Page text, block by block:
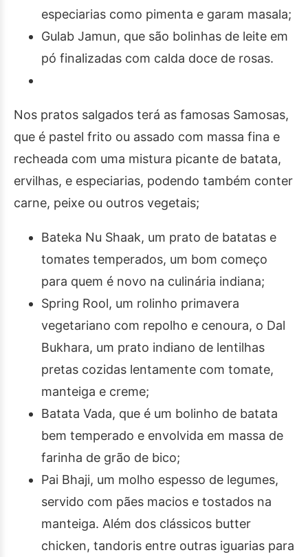
especiarias como pimenta e garam masala;
Gulab Jamun, que são bolinhas de leite em
pó finalizadas com calda doce de rosas.
Nos pratos salgados terá as famosas Samosas,
que é pastel frito ou assado com massa fina e
recheada com uma mistura picante de batata,
ervilhas, e especiarias, podendo também conter
carne, peixe ou outros vegetais;
Bateka Nu Shaak, um prato de batatas e
tomates temperados, um bom começo
para quem é novo na culinária indiana;
Spring Rool, um rolinho primavera
vegetariano com repolho e cenoura, o Dal
Bukhara, um prato indiano de lentilhas
pretas cozidas lentamente com tomate,
manteiga e creme;
Batata Vada, que é um bolinho de batata
bem temperado e envolvida em massa de
farinha de grão de bico;
Pai Bhaji, um molho espesso de legumes,
servido com pães macios e tostados na
manteiga. Além dos clássicos butter
chicken, tandoris entre outras iguarias para